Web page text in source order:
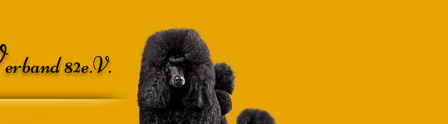
erband 82e.V.